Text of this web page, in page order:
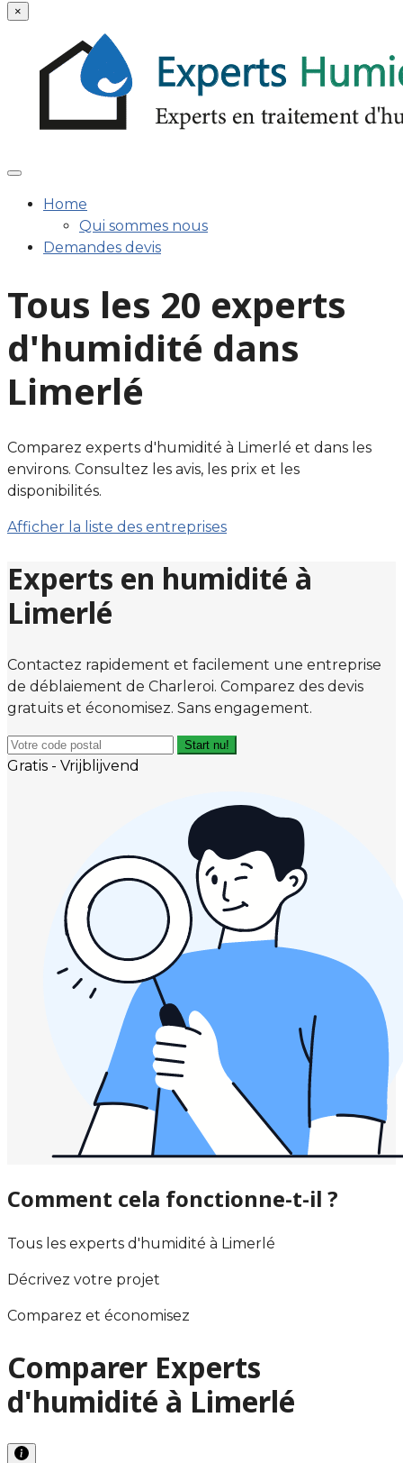
×
Home
Qui sommes nous
Demandes devis
Tous les 20 experts
d'humidité dans
Limerlé
Comparez experts d'humidité à Limerlé et dans les
environs. Consultez les avis, les prix et les
disponibilités.
Afficher la liste des entreprises
Experts en humidité à
Limerlé
Contactez rapidement et facilement une entreprise
de déblaiement de Charleroi. Comparez des devis
gratuits et économisez. Sans engagement.
Start nu!
Gratis - Vrijblijvend
Comment cela fonctionne-t-il ?
Tous les experts d'humidité à Limerlé
Décrivez votre projet
Comparez et économisez
Comparer Experts
d'humidité à Limerlé